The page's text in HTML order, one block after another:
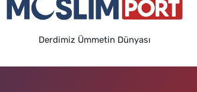
Derdimiz Ümmetin Dünyası